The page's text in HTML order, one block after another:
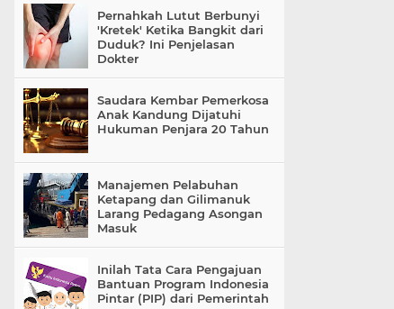
Pernahkah Lutut Berbunyi
'Kretek' Ketika Bangkit dari
Duduk? Ini Penjelasan
Dokter
Saudara Kembar Pemerkosa
Anak Kandung Dijatuhi
Hukuman Penjara 20 Tahun
Manajemen Pelabuhan
Ketapang dan Gilimanuk
Larang Pedagang Asongan
Masuk
Inilah Tata Cara Pengajuan
Bantuan Program Indonesia
Pintar (PIP) dari Pemerintah